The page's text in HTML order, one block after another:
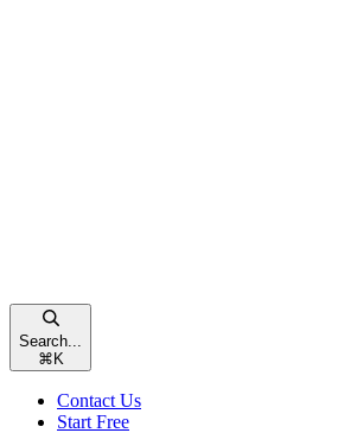
Search...
⌘ K
Contact Us
Start Free